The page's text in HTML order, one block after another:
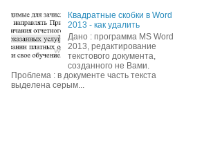
Квадратные скобки в Word
2013 - как удалить
Дано : программа MS Word
2013, редактирование
текстового документа,
созданного не Вами.
Проблема : в документе часть текста
выделена серым...